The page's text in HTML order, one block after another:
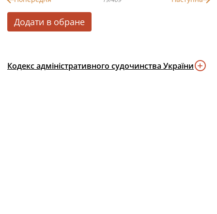
Додати в обране
Кодекс адміністративного судочинства України